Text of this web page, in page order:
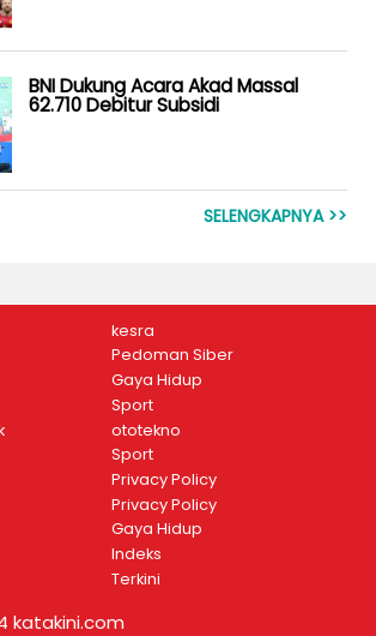
BNI Dukung Acara Akad Massal
62.710 Debitur Subsidi
SELENGKAPNYA >>
kesra
Pedoman Siber
Gaya Hidup
Sport
ototekno
Sport
Privacy Policy
Privacy Policy
Gaya Hidup
Indeks
Terkini
katakini.com